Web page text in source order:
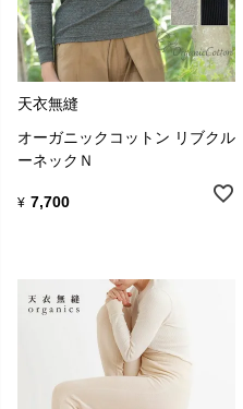
天衣無縫
オーガニックコットン リブクル
ーネックＮ
¥ 7,700